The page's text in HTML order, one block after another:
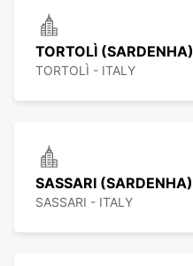
TORTOLÌ (SARDENHA)
TORTOLÌ - ITALY
SASSARI (SARDENHA)
SASSARI - ITALY